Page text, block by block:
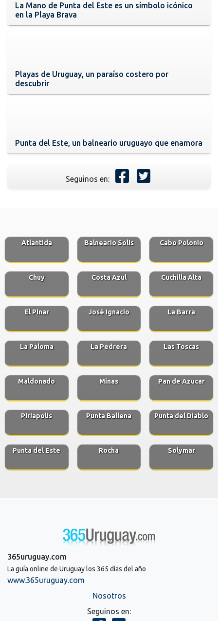
La Mano de Punta del Este es un símbolo icónico
en la Playa Brava
Playas de Uruguay, un paraíso costero por
descubrir
Punta del Este, un balneario uruguayo que enamora
Seguinos en:
Atlantida Balneario Solis Cabo Polonio
Chuy Costa Azul Cuchilla Alta
El Pinar José Ignacio La Barra
La Paloma La Pedrera Las Toscas
Maldonado Minas Pan de Azucar
Piriapolis Punta Ballena Punta del Diablo
Punta del Este Rocha Solymar
365uruguay.com
La guía online de Uruguay los 365 días del año
www.365uruguay.com
Nosotros
Seguinos en: